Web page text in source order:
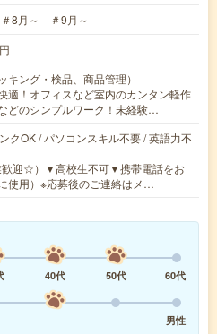
8月～ ＃9月～
キング・検品、商品管理）
適！オフィスなど室内のカンタン軽作
どのシンプルワーク！未経験…
クOK / パソコンスキル不要 / 英語力不
歓迎☆）▼高校生不可▼携帯電話をお
使用）※応募後のご連絡はメ…
40代 50代
60代
男性